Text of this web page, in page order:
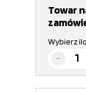
Towar
Wybierz